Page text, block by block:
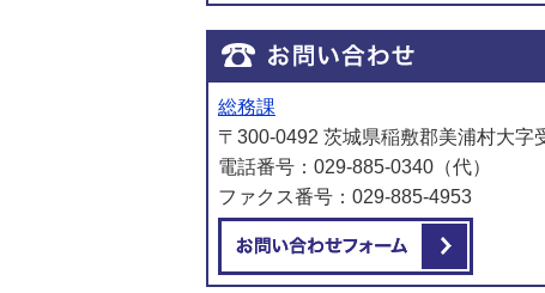
総務課
〒300-0492 茨城県稲敷郡美浦村大字
電話番号：029-885-0340（代）
ファクス番号：029-885-4953